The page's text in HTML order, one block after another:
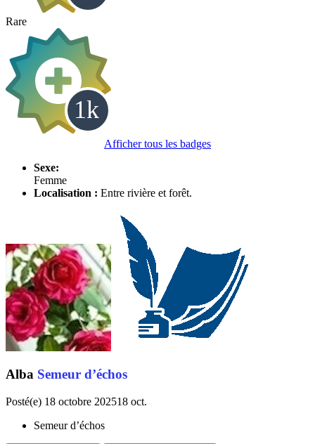
Rare
Afficher tous les badges
Sexe:
Femme
Localisation : Entre rivière et forêt.
Alba Semeur d’échos
Posté(e) 18 octobre 202518 oct.
Semeur d’échos